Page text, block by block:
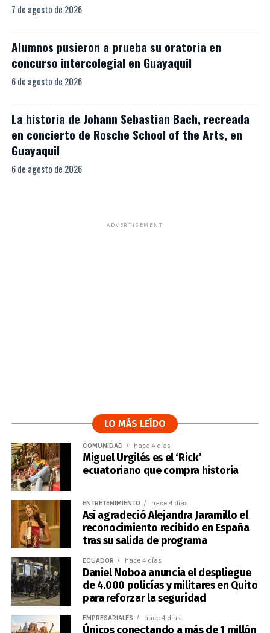
7 de agosto de 2026
Alumnos pusieron a prueba su oratoria en
concurso intercolegial en Guayaquil
6 de agosto de 2026
La historia de Johann Sebastian Bach, recreada
en concierto de Rosche School of the Arts, en
Guayaquil
6 de agosto de 2026
ADVERTISEMENT
LO MÁS LEÍDO
COMUNIDAD hace 4 días
Miguel Urgilés es el ‘Rick’
ecuatoriano que compra historia
ENTRETENIMIENTO hace 4 días
Así agradeció Alejandra Jaramillo el
reconocimiento recibido en España
tras su salida de programa
ECUADOR hace 4 días
Daniel Noboa anuncia el despliegue
de 4.000 policías y militares en Quito
para reforzar la seguridad
EMPRESARIALES hace 4 días
Únicos conectando a más de 1 millón